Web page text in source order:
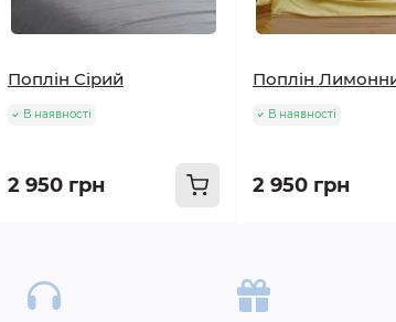
Поплін Сірий
В наявності
2 950 грн
Поплін
В наявності
2 950 грн